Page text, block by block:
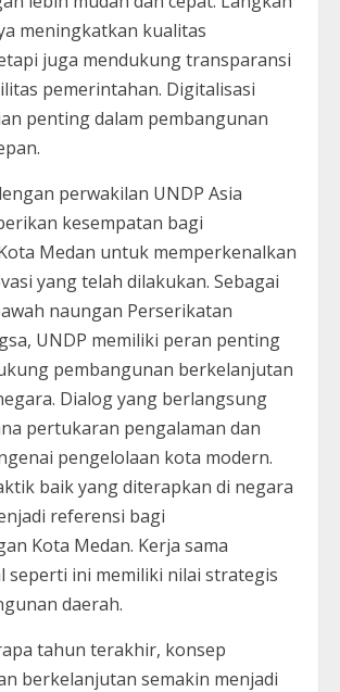
meningkatkan kualitas
juga mendukung transparansi
pemerintahan. Digitalisasi
penting dalam pembangunan
perwakilan UNDP Asia
kesempatan bagi
Medan untuk memperkenalkan
yang telah dilakukan. Sebagai
naungan Perserikatan
UNDP memiliki peran penting
pembangunan berkelanjutan
Dialog yang berlangsung
pertukaran pengalaman dan
pengelolaan kota modern.
baik yang diterapkan di negara
referensi bagi
Kota Medan. Kerja sama
seperti ini memiliki nilai strategis
daerah.
tahun terakhir, konsep
berkelanjutan semakin menjadi